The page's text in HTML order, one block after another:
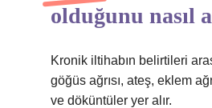
olduğunu nasıl
Kronik iltihabın belirtileri
göğüs ağrısı, ateş, eklem
ve döküntüler yer alır.